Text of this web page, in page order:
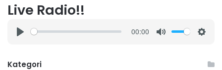
Live Radio!!
a
00:00
Kategori